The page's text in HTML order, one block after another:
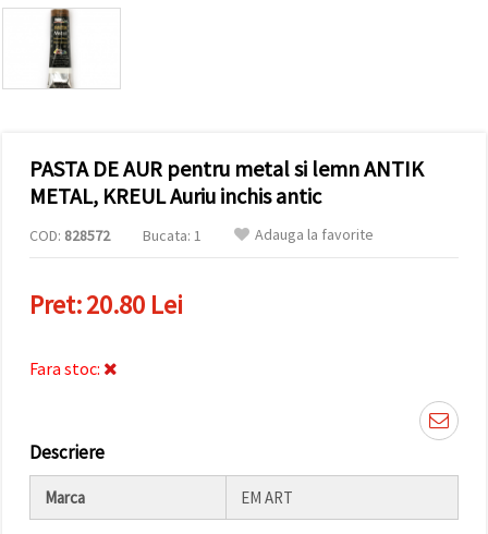
afișa
conținut și
reclame
relevante,
analiză și
acord să
utilizați
toate
urile făcând
clic pe
să vă
un tip de
cookie -uri
făcând clic
pe butonul
PASTA DE AUR pentru metal si lemn ANTIK
METAL, KREUL Auriu inchis antic
COD: 828572 Bucata: 1 Adauga la favorite
Pret:20.80 Lei
Fara stoc:
Descriere
Marca EM ART